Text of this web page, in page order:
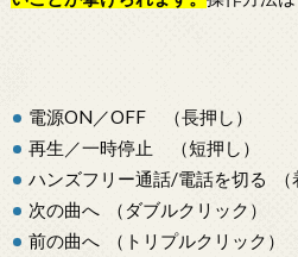
電源ON／OFF （長押し）
再生／一時停止 （短押し）
ハンズフリー通話/電話を切る （
次の曲へ （ダブルクリック）
前の曲へ （トリプルクリック）